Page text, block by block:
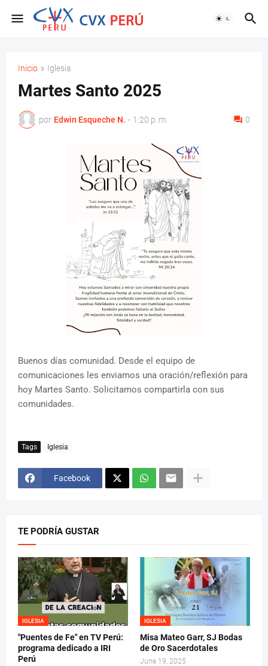
Inicio Iglesia
Martes Santo 2025
por Edwin Esqueche N. - 1:20 p. m. 0
Buenos días comunidad. Desde el equipo de
comunicaciones les enviamos una oración/reflexión para
hoy Martes Santo. Solicitamos compartirla con sus
comunidades.
Tags Iglesia
Facebook
TE PODRÍA GUSTAR
IGLESIA
"Puentes de Fe" en TV Perú:
programa dedicado a IRI
Perú
IGLESIA
Misa Mateo Garr, SJ Bodas
de Oro Sacerdotales
June 19, 2025